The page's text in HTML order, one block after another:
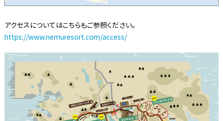
アクセスについてはこちらもご参照ください。
https://www.nemuresort.com/access/